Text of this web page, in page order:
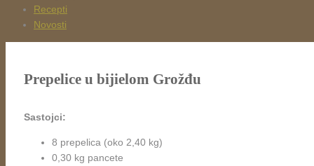
Recepti
Novosti
Prepelice u bijielom Grožđu
Sastojci:
8 prepelica (oko 2,40 kg)
0,30 kg pancete